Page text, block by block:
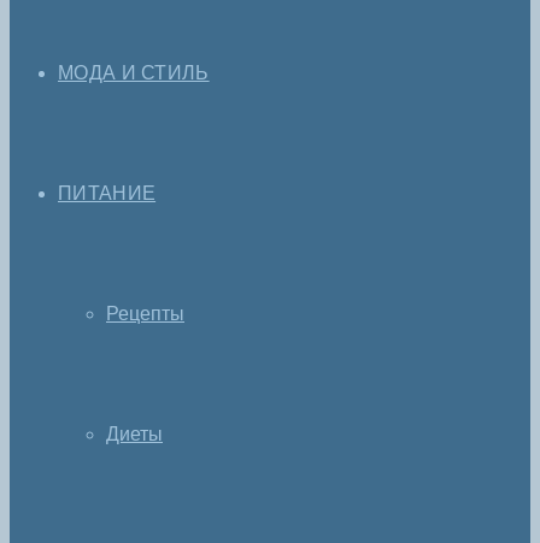
МОДА И СТИЛЬ
ПИТАНИЕ
Рецепты
Диеты